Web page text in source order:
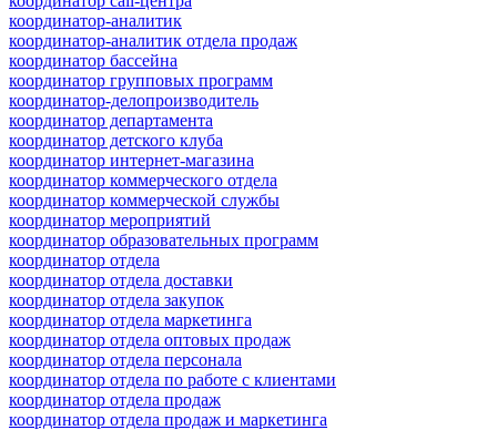
координатор-аналитик
координатор-аналитик отдела продаж
координатор бассейна
координатор групповых программ
координатор-делопроизводитель
координатор департамента
координатор детского клуба
координатор интернет-магазина
координатор коммерческого отдела
координатор коммерческой службы
координатор мероприятий
координатор образовательных программ
координатор отдела
координатор отдела доставки
координатор отдела закупок
координатор отдела маркетинга
координатор отдела оптовых продаж
координатор отдела персонала
координатор отдела по работе с клиентами
координатор отдела продаж
координатор отдела продаж и маркетинга